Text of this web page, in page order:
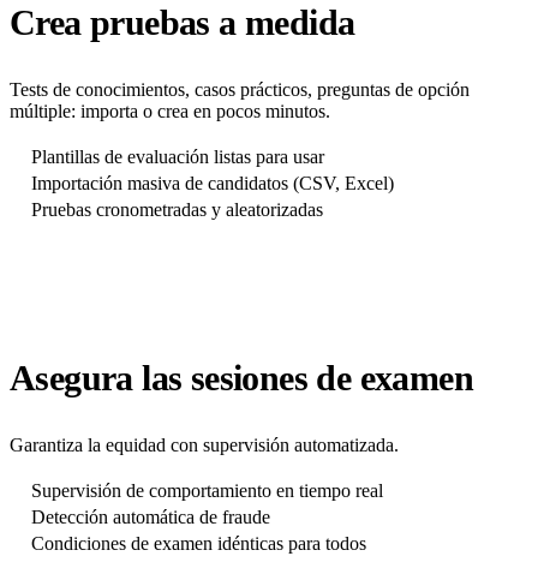
Crea pruebas a medida
Tests de conocimientos, casos prácticos, preguntas de opción
múltiple: importa o crea en pocos minutos.
Plantillas de evaluación listas para usar
Importación masiva de candidatos (CSV, Excel)
Pruebas cronometradas y aleatorizadas
Asegura las sesiones de examen
Garantiza la equidad con supervisión automatizada.
Supervisión de comportamiento en tiempo real
Detección automática de fraude
Condiciones de examen idénticas para todos